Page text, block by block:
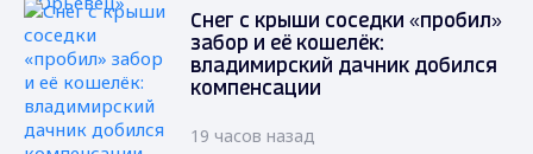
Снег с крыши соседки «пробил»
забор и её кошелёк:
владимирский дачник добился
компенсации
19 часов назад